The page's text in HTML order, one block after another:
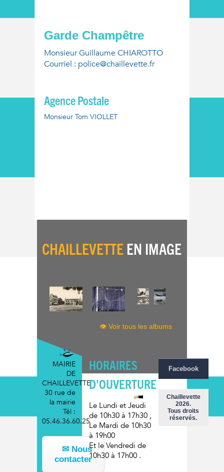
Garde Champêtre
Monsieur Guillaume CHIAROTTO
Courriel : police@chaillevette.fr
Agence Postale
Monsieur Tom VIOLLET
CHAILLEVETTE EN IMAGE
👁 Voir tous les albums
MAIRIE
DE
CHAILLEVETTE
30 rue de
la mairie
Tél :
05.46.36.60.25
✉ Nous
contacter
HORAIRES
D'OUVERTURE
Le Lundi et Jeudi
de 10h30 à 17h30 ,
Le Mardi de 10h30
à 19h00
Et le Vendredi de
10h30 à 17h00 .
Facebook
Chaillevette
2026.
Tous droits
réservés.